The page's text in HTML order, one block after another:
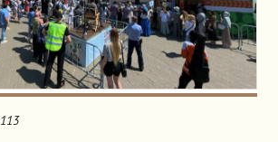
113